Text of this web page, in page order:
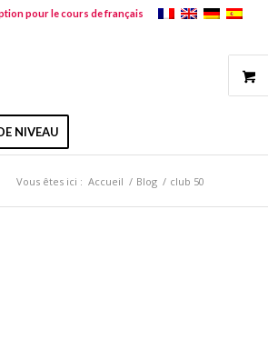
pour le cours de français
NIVEAU
Vous êtes ici : Accueil / Blog / club 50